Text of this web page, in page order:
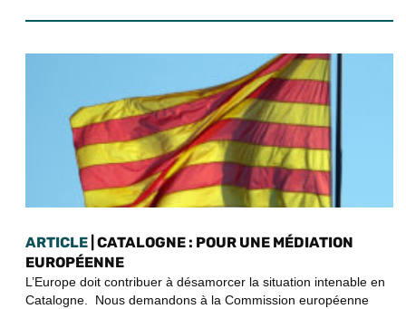
ARTICLE | CATALOGNE : POUR UNE MÉDIATION
EUROPÉENNE
L’Europe doit contribuer à désamorcer la situation intenable en
Catalogne. Nous demandons à la Commission européenne